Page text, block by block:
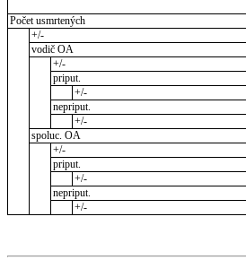
Počet usmrtených
+/-
vodič OA
+/-
priput.
+/-
nepriput.
+/-
spoluc. OA
+/-
priput.
+/-
nepriput.
+/-